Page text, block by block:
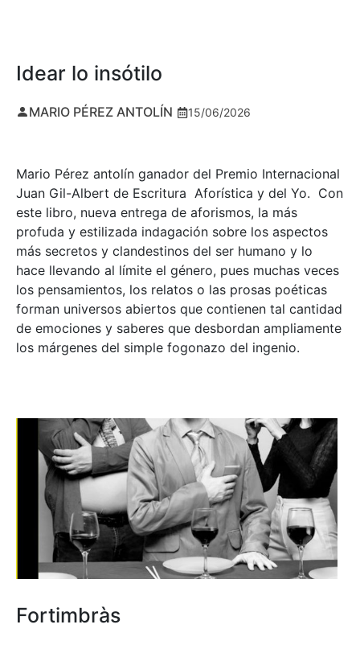
Idear lo insótilo
MARIO PÉREZ ANTOLÍN 15/06/2026
Mario Pérez antolín ganador del Premio Internacional
Juan Gil-Albert de Escritura Aforística y del Yo. Con
este libro, nueva entrega de aforismos, la más
profuda y estilizada indagación sobre los aspectos
más secretos y clandestinos del ser humano y lo
hace llevando al límite el género, pues muchas veces
los pensamientos, los relatos o las prosas poéticas
forman universos abiertos que contienen tal cantidad
de emociones y saberes que desbordan ampliamente
los márgenes del simple fogonazo del ingenio.
Fortimbràs